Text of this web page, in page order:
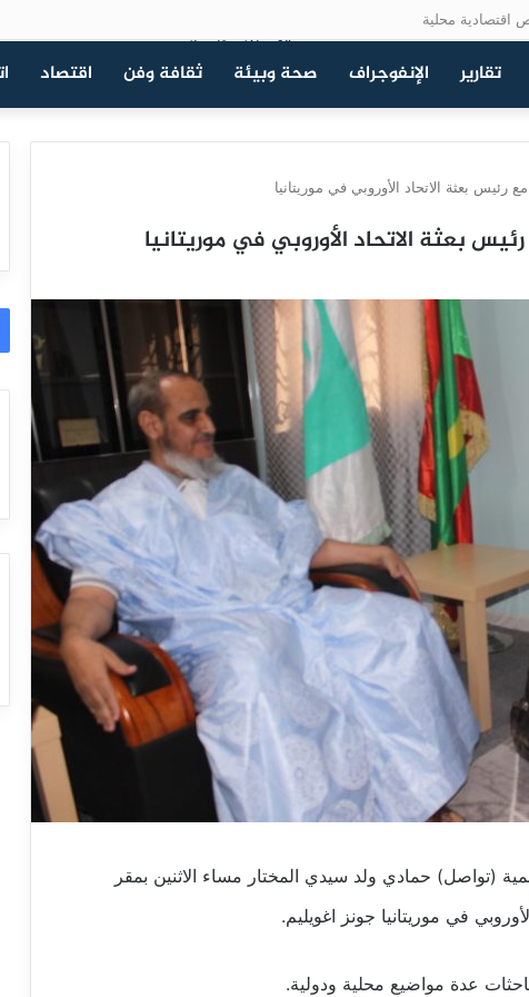
اقتصادية محلية
تقارير الإنفوجراف صحة وبيئة ثقافة وفن اقتصاد
بعثة الاتحاد الأوروبي في موريتانيا
بعثة الاتحاد الأوروبي في موريتانيا
(تواصل) حمادي ولد سيدي المختار مساء الاثنين بمقر
في موريتانيا جونز اغويليم.
عدة مواضيع محلية ودولية.